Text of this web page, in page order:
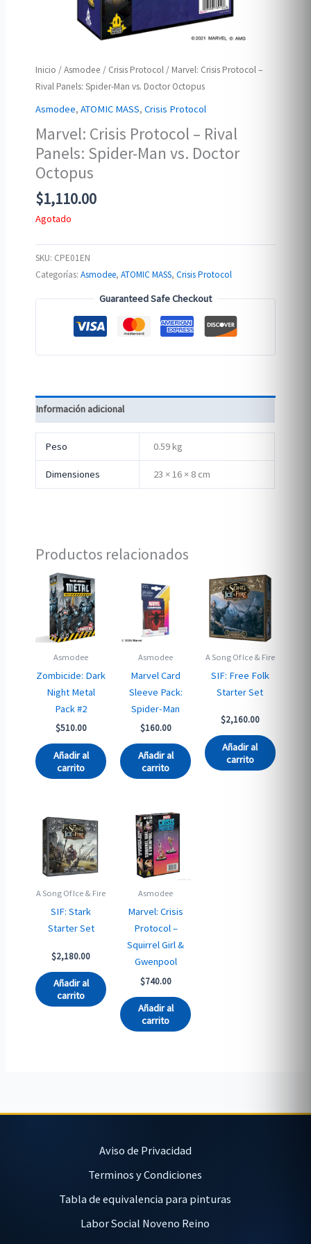
Inicio /Asmodee / Crisis Protocol / Marvel: Crisis Protocol –
Rival Panels: Spider-Man vs. Doctor Octopus
Asmodee,ATOMIC MASS,Crisis Protocol
Marvel: Crisis Protocol – Rival
Panels: Spider-Man vs. Doctor
Octopus
$1,110.00
Agotado
SKU: CPE01EN
Categorías:Asmodee,ATOMIC MASS,Crisis Protocol
Guaranteed Safe Checkout
Información adicional
Peso 0.59 kg
Dimensiones 23 × 16 × 8 cm
Productos relacionados
Asmodee
Zombicide: Dark
Night Metal
Pack #2
$510.00
Añadir al
carrito
Asmodee
Marvel Card
Sleeve Pack:
Spider-Man
$160.00
Añadir al
carrito
A Song Of Ice & Fire
SIF: Free Folk
Starter Set
$2,160.00
Añadir al
carrito
A Song Of Ice & Fire
SIF: Stark
Starter Set
$2,180.00
Añadir al
carrito
Asmodee
Marvel: Crisis
Protocol –
Squirrel Girl &
Gwenpool
$740.00
Añadir al
carrito
Aviso de Privacidad
Terminos y Condiciones
Tabla de equivalencia para pinturas
Labor Social Noveno Reino